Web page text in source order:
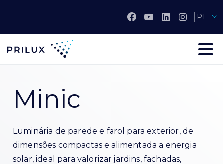
PT
Minic
Luminária de parede e farol para exterior, de
dimensões compactas e alimentada a energia
solar, ideal para valorizar jardins, fachadas,